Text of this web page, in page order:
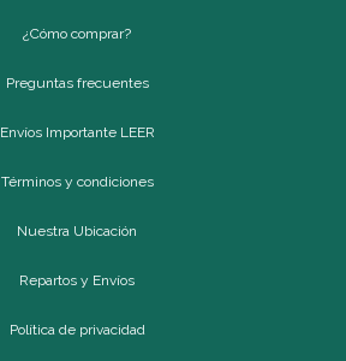
¿Cómo comprar?
Preguntas frecuentes
Envíos Importante LEER
Términos y condiciones
Nuestra Ubicación
Repartos y Envíos
Política de privacidad